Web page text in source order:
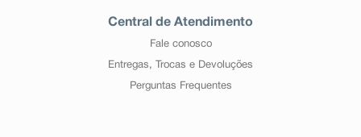
Central de Atendimento
Fale conosco
Entregas, Trocas e Devoluções
Perguntas Frequentes